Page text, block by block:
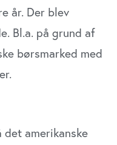
år. Der blev
Bl.a. på grund af
børsmarked med
amerikanske